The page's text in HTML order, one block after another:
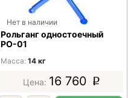
Нет в наличии
Рольганг одностоечный
РО-01
Масса 14 кг
16 760 p